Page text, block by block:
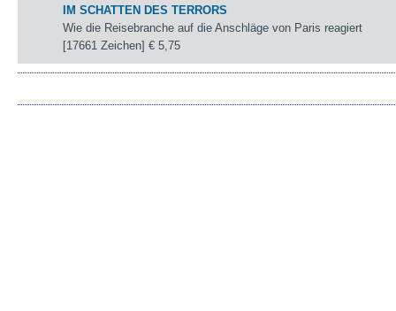
IM SCHATTEN DES TERRORS
Wie die Reisebranche auf die Anschläge von Paris reagiert
[17661 Zeichen]€ 5,75